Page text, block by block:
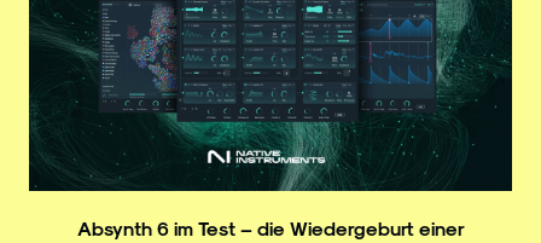
Absynth 6 im Test – die Wiedergeburt einer